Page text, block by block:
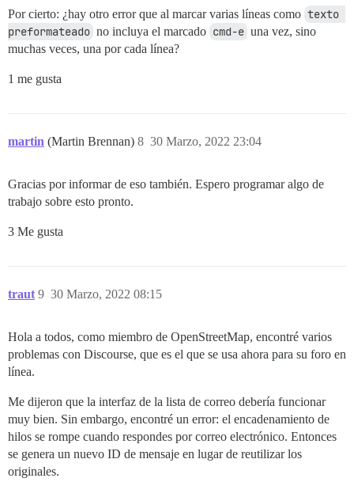
Por cierto: ¿hay otro error que al marcar varias líneas como texto
preformateado no incluya el marcado cmd-e una vez, sino
muchas veces, una por cada línea?
1 me gusta
martin (Martin Brennan) 30 Marzo, 2022 23:04
8
Gracias por informar de eso también. Espero programar algo de
trabajo sobre esto pronto.
3 Me gusta
traut 30 Marzo, 2022 08:15
9
Hola a todos, como miembro de OpenStreetMap, encontré varios
problemas con Discourse, que es el que se usa ahora para su foro en
línea.
Me dijeron que la interfaz de la lista de correo debería funcionar
muy bien. Sin embargo, encontré un error: el encadenamiento de
hilos se rompe cuando respondes por correo electrónico. Entonces
se genera un nuevo ID de mensaje en lugar de reutilizar los
originales.